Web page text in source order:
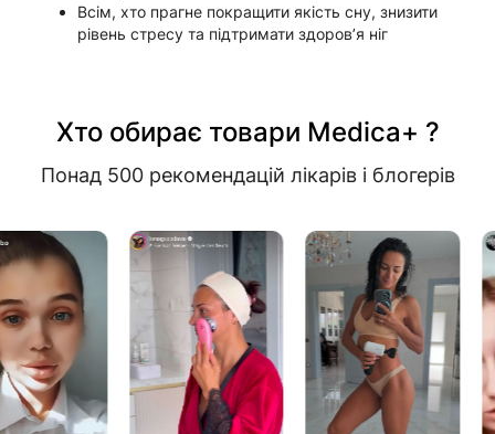
Всім, хто прагне покращити якість сну, знизити
рівень стресу та підтримати здоров’я ніг
Хто обирає товари Medica+ ?
Понад 500 рекомендацій лікарів і блогерів